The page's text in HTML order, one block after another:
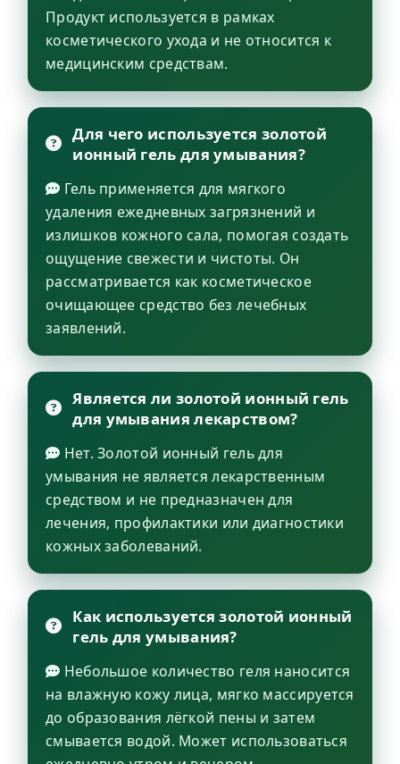
Продукт используется в рамках
косметического ухода и не относится к
медицинским средствам.
Для чего используется золотой
ионный гель для умывания?
Гель применяется для мягкого
удаления ежедневных загрязнений и
излишков кожного сала, помогая создать
ощущение свежести и чистоты. Он
рассматривается как косметическое
очищающее средство без лечебных
заявлений.
Является ли золотой ионный гель
для умывания лекарством?
Нет. Золотой ионный гель для
умывания не является лекарственным
средством и не предназначен для
лечения, профилактики или диагностики
кожных заболеваний.
Как используется золотой ионный
гель для умывания?
Небольшое количество геля наносится
на влажную кожу лица, мягко массируется
до образования лёгкой пены и затем
смывается водой. Может использоваться